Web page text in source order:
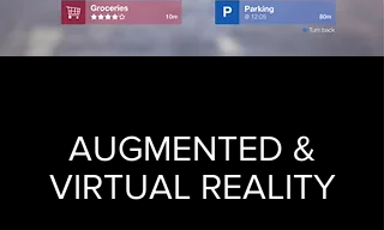
AUGMENTED &
VIRTUAL REALITY